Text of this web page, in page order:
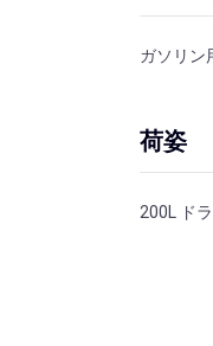
ガソリン
荷姿
200L ド